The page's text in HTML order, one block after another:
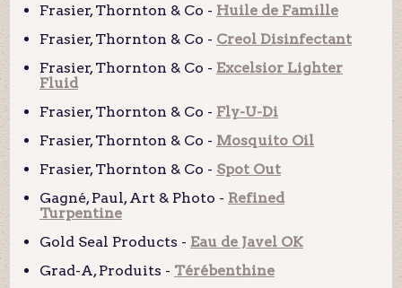
Frasier, Thornton & Co - Huile de Famille
Frasier, Thornton & Co - Creol Disinfectant
Frasier, Thornton & Co - Excelsior Lighter
Fluid
Frasier, Thornton & Co - Fly-U-Di
Frasier, Thornton & Co - Mosquito Oil
Frasier, Thornton & Co - Spot Out
Gagné, Paul, Art & Photo - Refined
Turpentine
Gold Seal Products - Eau de Javel OK
Grad-A, Produits - Térébenthine